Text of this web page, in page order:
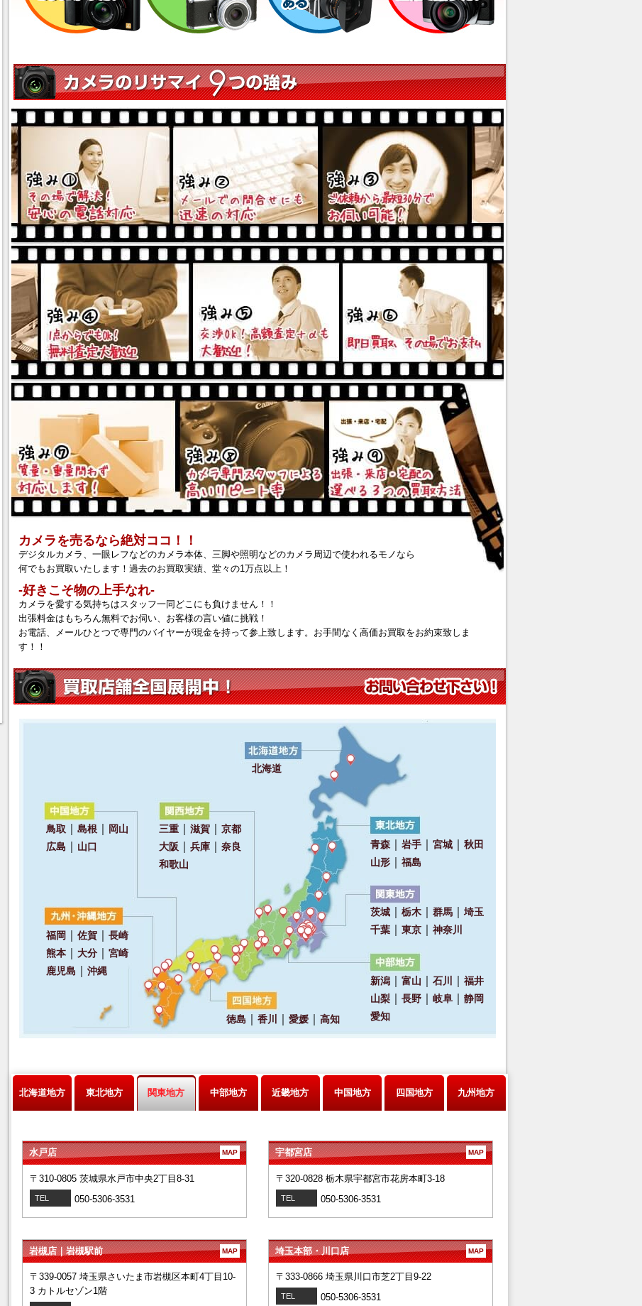
カメラを売るなら絶対ココ！！
デジタルカメラ、一眼レフなどのカメラ本体、三脚や照明などのカメラ周辺で使われるモノなら
何でもお買取いたします！過去のお買取実績、堂々の1万点以上！
‐好きこそ物の上手なれ‐
カメラを愛する気持ちはスタッフ一同どこにも負けません！！
出張料金はもちろん無料でお伺い、お客様の言い値に挑戦！
お電話、メールひとつで専門のバイヤーが現金を持って参上致します。お手間なく高価お買取をお約束致しま
す！！
北海道地方 東北地方 関東地方 中部地方 近畿地方 中国地方 四国地方 九州地方
水戸店 MAP
〒310-0805 茨城県水戸市中央2丁目8-31
TEL 050-5306-3531
宇都宮店 MAP
〒320-0828 栃木県宇都宮市花房本町3-18
TEL 050-5306-3531
岩槻店｜岩槻駅前 MAP
〒339-0057 埼玉県さいたま市岩槻区本町4丁目10-
3 カトルセゾン1階
埼玉本部・川口店 MAP
〒333-0866 埼玉県川口市芝2丁目9-22
TEL 050-5306-3531